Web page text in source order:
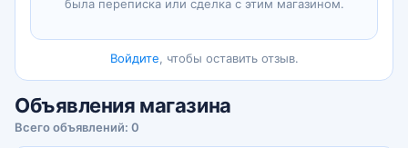
финансовым управляющим.
ПОРЯДОК РАБОТЫ:
2. Заключение договора в офисе или дистанционно
3. Сбор документов
4. Подача заявления на банкротство
была переписка или сделка с этим магазином.
Войдите, чтобы оставить отзыв.
Объявления магазина
Всего объявлений: 0